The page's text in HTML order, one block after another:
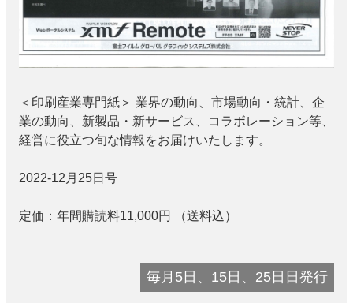
＜印刷産業専門紙＞ 業界の動向、市場動向・統計、企
業の動向、新製品・新サービス、コラボレーション等、
経営に役立つ旬な情報をお届けいたします。
2022-12月25日号
定価： 年間購読料11,000円 （送料込）
毎月5日、15日、25日日発行